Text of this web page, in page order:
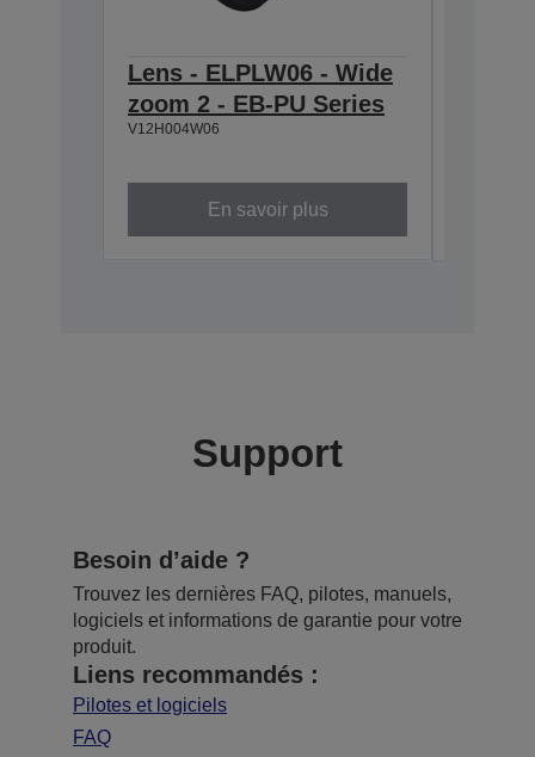
Lens - ELPLW06 - Wide
zoom 2 - EB-PU Series
V12H004W06
En savoir plus
Support
Besoin d’aide ?
Trouvez les dernières FAQ, pilotes, manuels,
logiciels et informations de garantie pour votre
produit.
Liens recommandés :
Pilotes et logiciels
FAQ